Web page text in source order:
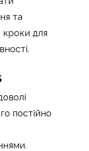
та
кроки для
постійно